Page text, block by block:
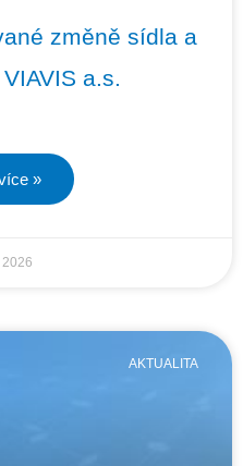
změně sídla a
a.s.
»
2026
AKTUALITA